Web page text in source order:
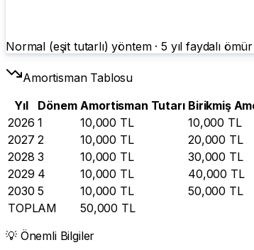
Normal (eşit tutarlı) yöntem ·5 yıl faydalı ömür
Amortisman Tablosu
Yıl
Dönem Amortisman Tutarı Birikmiş
2026 1 10,000 TL 10,000 TL
2027 2 10,000 TL 20,000 TL
2028 3 10,000 TL 30,000 TL
2029 4 10,000 TL 40,000 TL
2030 5 10,000 TL 50,000 TL
TOPLAM
50,000 TL
💡 Önemli Bilgiler